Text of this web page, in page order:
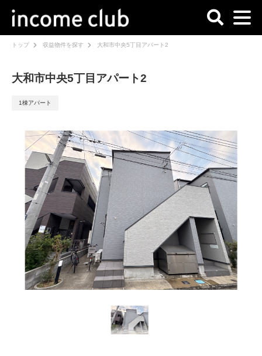
トップ 収益物件を探す 大和市中央5丁目アパート2
大和市中央5丁目アパート2
1棟アパート